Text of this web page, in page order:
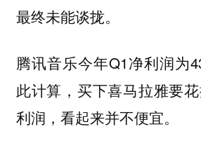
最终未能谈拢。
腾讯音乐今年Q1净利润为
此计算，买下喜马拉雅要
利润，看起来并不便宜。